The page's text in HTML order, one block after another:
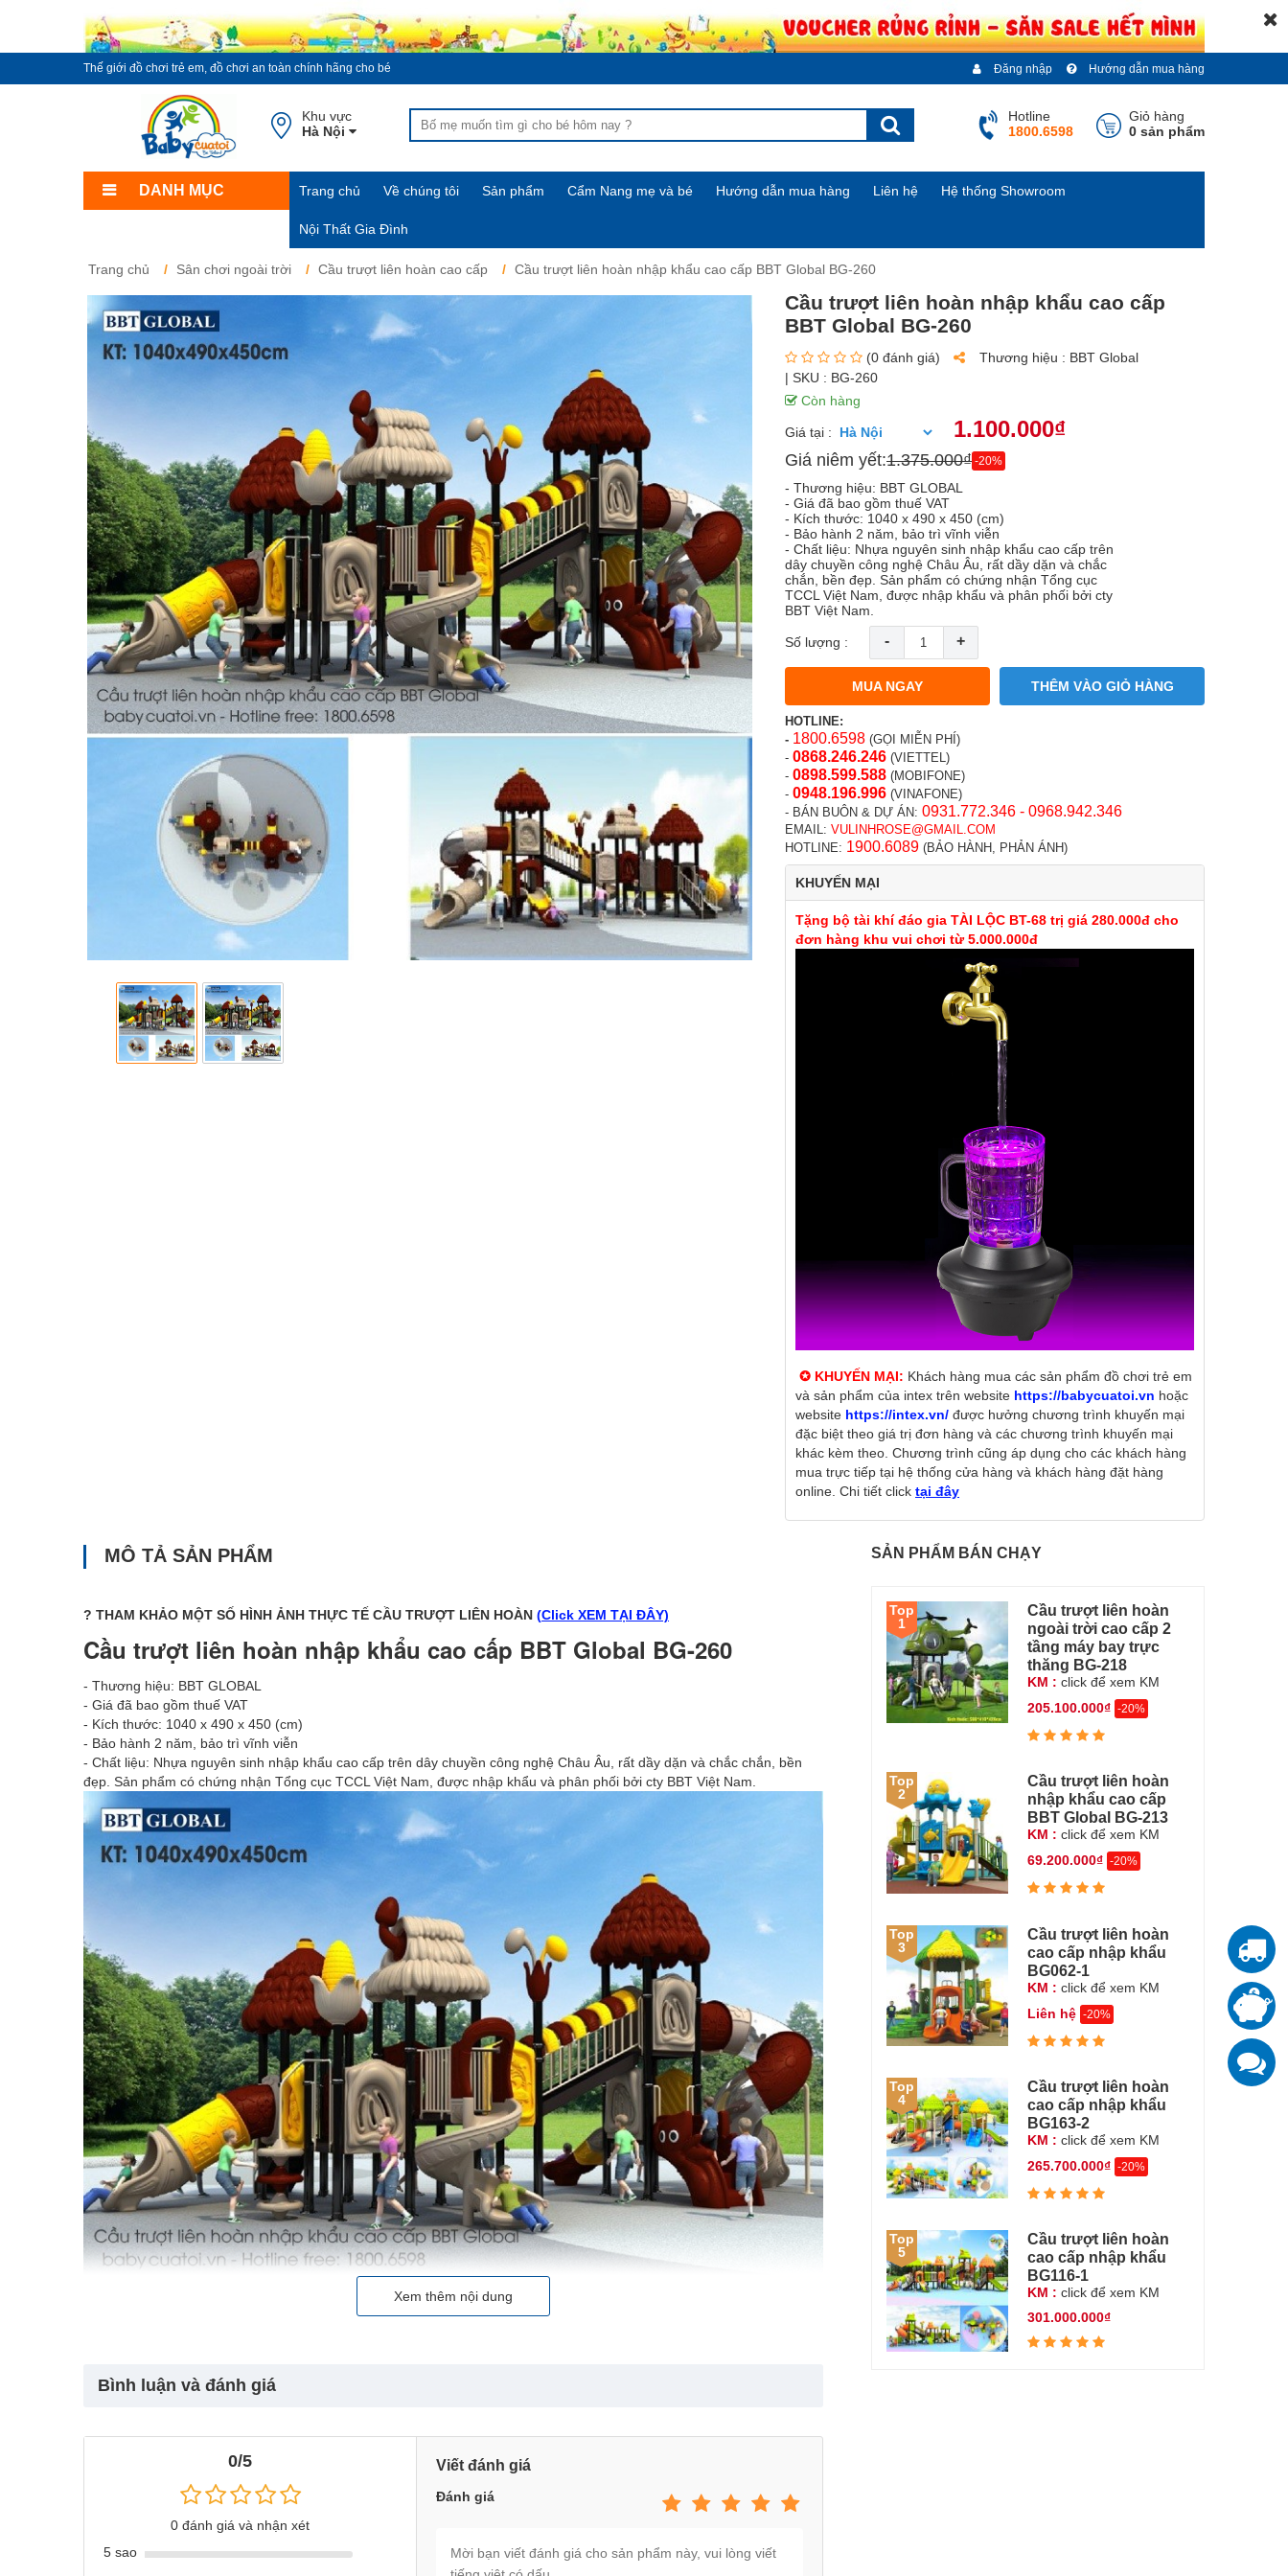
Thế giới đồ chơi trẻ em, đồ chơi an toàn chính hãng cho bé Hướng dẫn mua hàng
Đăng nhập
Khu vực
Hà Nội
Giỏ hàng
0 sản phẩm
Hotline
1800.6598
DANH MỤC Trang chủ Về chúng tôi Sản phẩm Cẩm Nang mẹ và bé Hướng dẫn mua hàng Liên hệ Hệ thống Showroom
Nội Thất Gia Đình
Trang chủ Sân chơi ngoài trời Cầu trượt liên hoàn cao cấp Cầu trượt liên hoàn nhập khẩu cao cấp BBT Global BG-260
Cầu trượt liên hoàn nhập khẩu cao cấp
BBT Global BG-260
(0 đánh giá) Thương hiệu : BBT Global
| SKU : BG-260
Còn hàng
Giá tại : 1.100.000₫
Giá niêm yết:1.375.000₫ -20%
- Thương hiệu: BBT GLOBAL
- Giá đã bao gồm thuế VAT
- Kích thước: 1040 x 490 x 450 (cm)
- Bảo hành 2 năm, bảo trì vĩnh viễn
- Chất liệu: Nhựa nguyên sinh nhập khẩu cao cấp trên
dây chuyền công nghệ Châu Âu, rất dầy dặn và chắc
chắn, bền đẹp. Sản phẩm có chứng nhận Tổng cục
TCCL Việt Nam, được nhập khẩu và phân phối bởi cty
BBT Việt Nam.
Số lượng : - +
MUA NGAY THÊM VÀO GIỎ HÀNG
HOTLINE:
- 1800.6598 (GỌI MIỄN PHÍ)
- 0868.246.246 (VIETTEL)
- 0898.599.588 (MOBIFONE)
- 0948.196.996 (VINAFONE)
- BÁN BUÔN & DỰ ÁN: 0931.772.346 - 0968.942.346
EMAIL: VULINHROSE@GMAIL.COM
HOTLINE: 1900.6089 (BẢO HÀNH, PHẢN ÁNH)
KHUYẾN MẠI
Tặng bộ tài khí đáo gia TÀI LỘC BT-68 trị giá 280.000đ cho
đơn hàng khu vui chơi từ 5.000.000đ
✪ KHUYẾN MẠI: Khách hàng mua các sản phẩm đồ chơi trẻ em
và sản phẩm của intex trên website https://babycuatoi.vn hoặc
website https://intex.vn/ được hưởng chương trình khuyến mại
đặc biệt theo giá trị đơn hàng và các chương trình khuyến mại
khác kèm theo. Chương trình cũng áp dụng cho các khách hàng
mua trực tiếp tại hệ thống cửa hàng và khách hàng đặt hàng
online. Chi tiết click tại đây
MÔ TẢ SẢN PHẨM
? THAM KHẢO MỘT SỐ HÌNH ẢNH THỰC TẾ CẦU TRƯỢT LIÊN HOÀN (Click XEM TẠI ĐÂY)
Cầu trượt liên hoàn nhập khẩu cao cấp BBT Global BG-260
- Thương hiệu: BBT GLOBAL
- Giá đã bao gồm thuế VAT
- Kích thước: 1040 x 490 x 450 (cm)
- Bảo hành 2 năm, bảo trì vĩnh viễn
- Chất liệu: Nhựa nguyên sinh nhập khẩu cao cấp trên dây chuyền công nghệ Châu Âu, rất dầy dặn và chắc chắn, bền
đẹp. Sản phẩm có chứng nhận Tổng cục TCCL Việt Nam, được nhập khẩu và phân phối bởi cty BBT Việt Nam.
Xem thêm nội dung
Bình luận và đánh giá
0/5
0 đánh giá và nhận xét
5 sao
Viết đánh giá
Đánh giá
SẢN PHẨM BÁN CHẠY
Top
1
Cầu trượt liên hoàn
ngoài trời cao cấp 2
tầng máy bay trực
thăng BG-218
KM : click để xem KM
205.100.000₫ -20%
Top
2
Cầu trượt liên hoàn
nhập khẩu cao cấp
BBT Global BG-213
KM : click để xem KM
69.200.000₫ -20%
Top
3
Cầu trượt liên hoàn
cao cấp nhập khẩu
BG062-1
KM : click để xem KM
Liên hệ -20%
Top
4
Cầu trượt liên hoàn
cao cấp nhập khẩu
BG163-2
KM : click để xem KM
265.700.000₫ -20%
Top
5
Cầu trượt liên hoàn
cao cấp nhập khẩu
BG116-1
KM : click để xem KM
301.000.000₫